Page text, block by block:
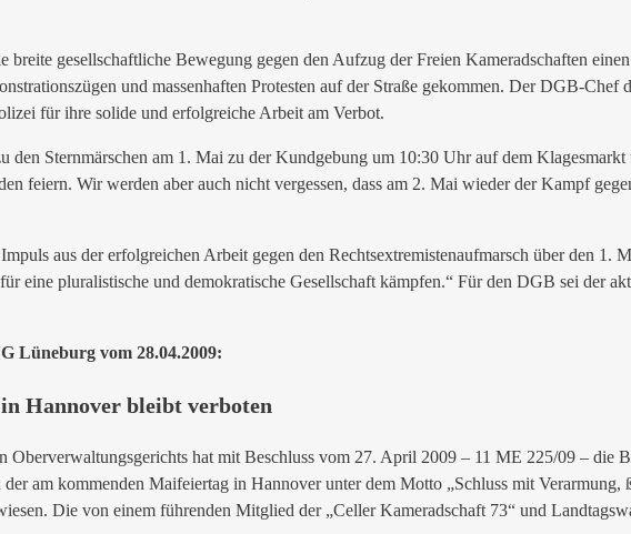
breite gesellschaftliche Bewegung gegen den Aufzug der Freien Kameradschaften
und massenhaften Protesten auf der Straße gekommen. Der DGB-
für ihre solide und erfolgreiche Arbeit am Verbot.
den Sternmärschen am 1. Mai zu der Kundgebung um 10:30 Uhr auf dem
feiern. Wir werden aber auch nicht vergessen, dass am 2. Mai wieder der Kampf
aus der erfolgreichen Arbeit gegen den Rechtsextremistenaufmarsch über den
eine pluralistische und demokratische Gesellschaft kämpfen.“ Für den DGB sei der
Lüneburg vom 28.04.2009:
Hannover bleibt verboten
Oberverwaltungsgerichts hat mit Beschluss vom 27. April 2009 – 11 ME 225/09 – die
am kommenden Maifeiertag in Hannover unter dem Motto „Schluss mit
Die von einem führenden Mitglied der „Celler Kameradschaft 73“ und